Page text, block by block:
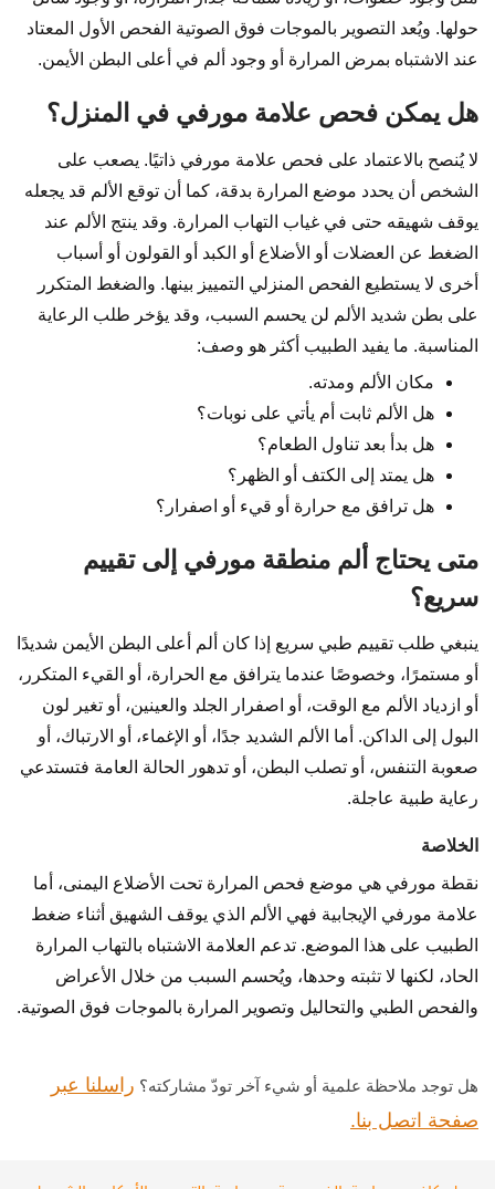
حولها. ويُعد التصوير بالموجات فوق الصوتية الفحص الأول المعتاد
عند الاشتباه بمرض المرارة أو وجود ألم في أعلى البطن الأيمن.
هل يمكن فحص علامة مورفي في المنزل؟
لا يُنصح بالاعتماد على فحص علامة مورفي ذاتيًا. يصعب على
الشخص أن يحدد موضع المرارة بدقة، كما أن توقع الألم قد يجعله
يوقف شهيقه حتى في غياب التهاب المرارة. وقد ينتج الألم عند
الضغط عن العضلات أو الأضلاع أو الكبد أو القولون أو أسباب
أخرى لا يستطيع الفحص المنزلي التمييز بينها. والضغط المتكرر
على بطن شديد الألم لن يحسم السبب، وقد يؤخر طلب الرعاية
المناسبة. ما يفيد الطبيب أكثر هو وصف:
مكان الألم ومدته.
هل الألم ثابت أم يأتي على نوبات؟
هل بدأ بعد تناول الطعام؟
هل يمتد إلى الكتف أو الظهر؟
هل ترافق مع حرارة أو قيء أو اصفرار؟
متى يحتاج ألم منطقة مورفي إلى تقييم
سريع؟
ينبغي طلب تقييم طبي سريع إذا كان ألم أعلى البطن الأيمن شديدًا
أو مستمرًا، وخصوصًا عندما يترافق مع الحرارة، أو القيء المتكرر،
أو ازدياد الألم مع الوقت، أو اصفرار الجلد والعينين، أو تغير لون
البول إلى الداكن. أما الألم الشديد جدًا، أو الإغماء، أو الارتباك، أو
صعوبة التنفس، أو تصلب البطن، أو تدهور الحالة العامة فتستدعي
رعاية طبية عاجلة.
الخلاصة
نقطة مورفي هي موضع فحص المرارة تحت الأضلاع اليمنى، أما
علامة مورفي الإيجابية فهي الألم الذي يوقف الشهيق أثناء ضغط
الطبيب على هذا الموضع. تدعم العلامة الاشتباه بالتهاب المرارة
الحاد، لكنها لا تثبته وحدها، ويُحسم السبب من خلال الأعراض
والفحص الطبي والتحاليل وتصوير المرارة بالموجات فوق الصوتية.
هل توجد ملاحظة علمية أو شيء آخر تودّ مشاركته؟ راسلنا عبر
صفحة اتصل بنا.